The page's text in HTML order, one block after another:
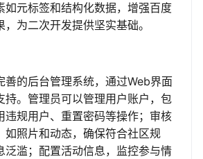
如元标签和结构化数据，增强百度
为二次开发提供坚实基础。
善的后台管理系统，通过Web界面
持。管理员可以管理用户账户，包
违规用户、重置密码等操作；审核
如照片和动态，确保符合社区规
泛滥；配置活动信息，监控参与情